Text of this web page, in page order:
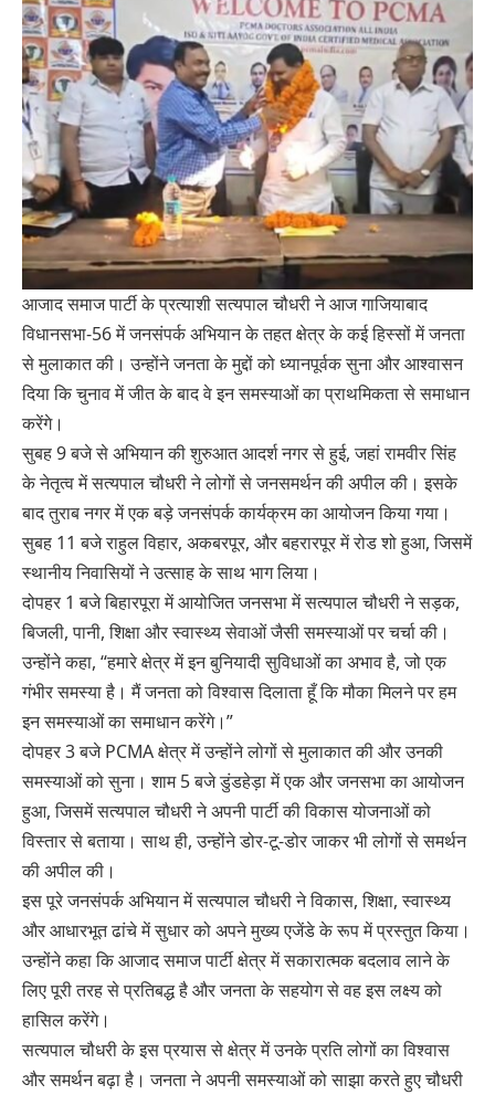
आजाद समाज पार्टी के प्रत्याशी सत्यपाल चौधरी ने आज गाजियाबाद
विधानसभा-56 में जनसंपर्क अभियान के तहत क्षेत्र के कई हिस्सों में जनता
से मुलाकात की। उन्होंने जनता के मुद्दों को ध्यानपूर्वक सुना और आश्वासन
दिया कि चुनाव में जीत के बाद वे इन समस्याओं का प्राथमिकता से समाधान
करेंगे।
सुबह 9 बजे से अभियान की शुरुआत आदर्श नगर से हुई, जहां रामवीर सिंह
के नेतृत्व में सत्यपाल चौधरी ने लोगों से जनसमर्थन की अपील की। इसके
बाद तुराब नगर में एक बड़े जनसंपर्क कार्यक्रम का आयोजन किया गया।
सुबह 11 बजे राहुल विहार, अकबरपूर, और बहरारपूर में रोड शो हुआ, जिसमें
स्थानीय निवासियों ने उत्साह के साथ भाग लिया।
दोपहर 1 बजे बिहारपूरा में आयोजित जनसभा में सत्यपाल चौधरी ने सड़क,
बिजली, पानी, शिक्षा और स्वास्थ्य सेवाओं जैसी समस्याओं पर चर्चा की।
उन्होंने कहा, “हमारे क्षेत्र में इन बुनियादी सुविधाओं का अभाव है, जो एक
गंभीर समस्या है। मैं जनता को विश्वास दिलाता हूँ कि मौका मिलने पर हम
इन समस्याओं का समाधान करेंगे।”
दोपहर 3 बजे PCMA क्षेत्र में उन्होंने लोगों से मुलाकात की और उनकी
समस्याओं को सुना। शाम 5 बजे डुंडहेड़ा में एक और जनसभा का आयोजन
हुआ, जिसमें सत्यपाल चौधरी ने अपनी पार्टी की विकास योजनाओं को
विस्तार से बताया। साथ ही, उन्होंने डोर-टू-डोर जाकर भी लोगों से समर्थन
की अपील की।
इस पूरे जनसंपर्क अभियान में सत्यपाल चौधरी ने विकास, शिक्षा, स्वास्थ्य
और आधारभूत ढांचे में सुधार को अपने मुख्य एजेंडे के रूप में प्रस्तुत किया।
उन्होंने कहा कि आजाद समाज पार्टी क्षेत्र में सकारात्मक बदलाव लाने के
लिए पूरी तरह से प्रतिबद्ध है और जनता के सहयोग से वह इस लक्ष्य को
हासिल करेंगे।
सत्यपाल चौधरी के इस प्रयास से क्षेत्र में उनके प्रति लोगों का विश्वास
और समर्थन बढ़ा है। जनता ने अपनी समस्याओं को साझा करते हुए चौधरी